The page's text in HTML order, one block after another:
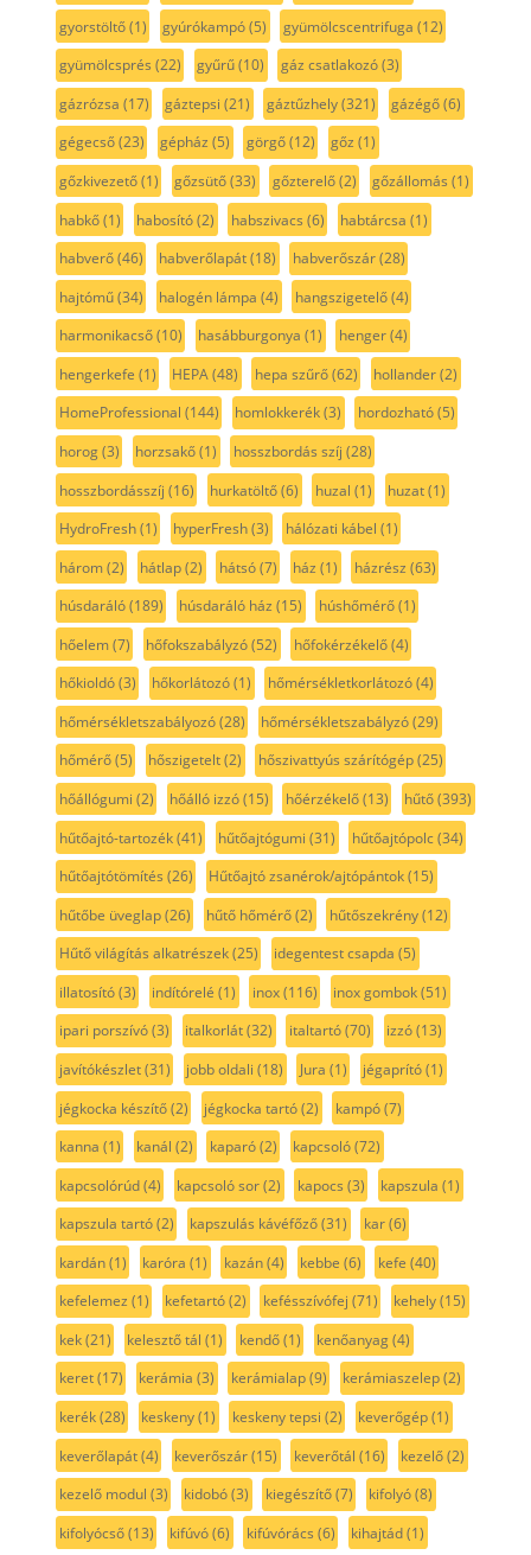
gyorstöltő(1) gyúrókampó(5) gyümölcscentrifuga (12)
gyümölcsprés (22) gyűrű(10) gáz csatlakozó(3)
gázrózsa (17) gáztepsi (21) gáztűzhely(321) gázégő(6)
gégecső(23) gépház (5) görgő(12) gőz (1)
gőzkivezető(1) gőzsütő(33) gőzterelő(2) gőzállomás (1)
habkő(1) habosító(2) habszivacs (6) habtárcsa (1)
habverő(46) habverőlapát(18) habverőszár(28)
hajtómű(34) halogén lámpa (4) hangszigetelő(4)
harmonikacső(10) hasábburgonya (1) henger(4)
hengerkefe (1) HEPA(48) hepa szűrő(62) hollander(2)
HomeProfessional (144) homlokkerék(3) hordozható(5)
horog(3) horzsakő(1) hosszbordás szíj (28)
hosszbordásszíj (16) hurkatöltő(6) huzal (1) huzat(1)
HydroFresh(1) hyperFresh(3) hálózati kábel (1)
három(2) hátlap(2) hátsó(7) ház (1) házrész (63)
húsdaráló(189) húsdaráló ház (15) húshőmérő(1)
hőelem(7) hőfokszabályzó(52) hőfokérzékelő(4)
hőkioldó(3) hőkorlátozó(1) hőmérsékletkorlátozó(4)
hőmérsékletszabályozó(28) hőmérsékletszabályzó(29)
hőmérő(5) hőszigetelt(2) hőszivattyús szárítógép(25)
hőállógumi (2) hőálló izzó(15) hőérzékelő(13) hűtő(393)
hűtőajtó-tartozék(41) hűtőajtógumi (31) hűtőajtópolc(34)
hűtőajtótömítés (26) Hűtőajtó zsanérok/ajtópántok(15)
hűtőbe üveglap(26) hűtő hőmérő(2) hűtőszekrény(12)
Hűtő világítás alkatrészek(25) idegentest csapda (5)
illatosító(3) indítórelé (1) inox(116) inox gombok(51)
ipari porszívó(3) italkorlát(32) italtartó(70) izzó(13)
javítókészlet(31) jobb oldali (18) Jura (1) jégaprító(1)
jégkocka készítő(2) jégkocka tartó(2) kampó(7)
kanna (1) kanál (2) kaparó(2) kapcsoló(72)
kapcsolórúd(4) kapcsoló sor(2) kapocs (3) kapszula (1)
kapszula tartó(2) kapszulás kávéfőző(31) kar(6)
kardán(1) karóra (1) kazán(4) kebbe (6) kefe (40)
kefelemez (1) kefetartó(2) kefésszívófej (71) kehely(15)
kek(21) kelesztő tál (1) kendő(1) kenőanyag(4)
keret(17) kerámia (3) kerámialap(9) kerámiaszelep(2)
kerék(28) keskeny(1) keskeny tepsi (2) keverőgép(1)
keverőlapát(4) keverőszár(15) keverőtál (16) kezelő(2)
kezelő modul (3) kidobó(3) kiegészítő(7) kifolyó(8)
kifolyócső(13) kifúvó(6) kifúvórács (6) kihajtád(1)